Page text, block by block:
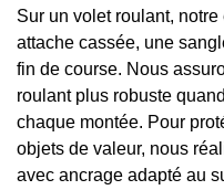
Sur un volet roulant,
attache cassée, une
fin de course. Nous
roulant plus robuste
chaque montée. Pour
objets de valeur, nous
avec ancrage adapté au